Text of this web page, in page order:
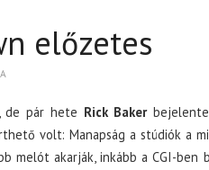
előzetes
de pár hete Rick Baker
volt: Manapság a stúdiók a
melót akarják, inkább a CGI-ben